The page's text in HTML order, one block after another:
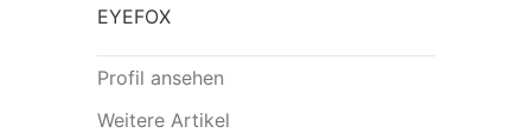
EYEFOX
Profil ansehen
Weitere Artikel